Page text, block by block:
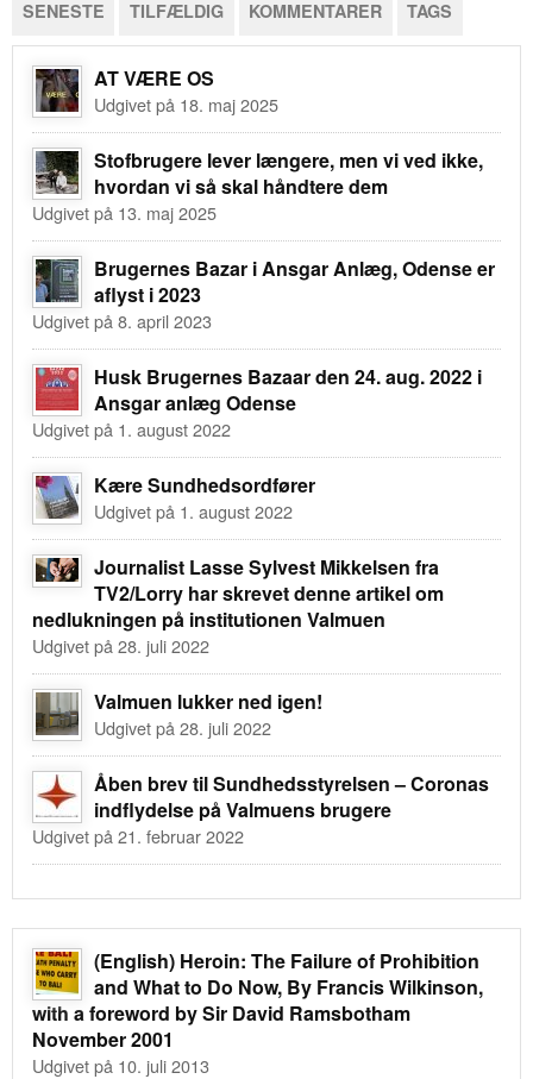
SENESTE TILFÆLDIG KOMMENTARER TAGS
AT VÆRE OS
Udgivet på 18. maj 2025
Stofbrugere lever længere, men vi ved ikke,
hvordan vi så skal håndtere dem
Udgivet på 13. maj 2025
Brugernes Bazar i Ansgar Anlæg, Odense er
aflyst i 2023
Udgivet på 8. april 2023
Husk Brugernes Bazaar den 24. aug. 2022 i
Ansgar anlæg Odense
Udgivet på 1. august 2022
Kære Sundhedsordfører
Udgivet på 1. august 2022
Journalist Lasse Sylvest Mikkelsen fra
TV2/Lorry har skrevet denne artikel om
nedlukningen på institutionen Valmuen
Udgivet på 28. juli 2022
Valmuen lukker ned igen!
Udgivet på 28. juli 2022
Åben brev til Sundhedsstyrelsen – Coronas
indflydelse på Valmuens brugere
Udgivet på 21. februar 2022
(English) Heroin: The Failure of Prohibition
and What to Do Now, By Francis Wilkinson,
with a foreword by Sir David Ramsbotham
November 2001
Udgivet på 10. juli 2013